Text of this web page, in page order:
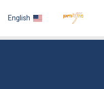
English